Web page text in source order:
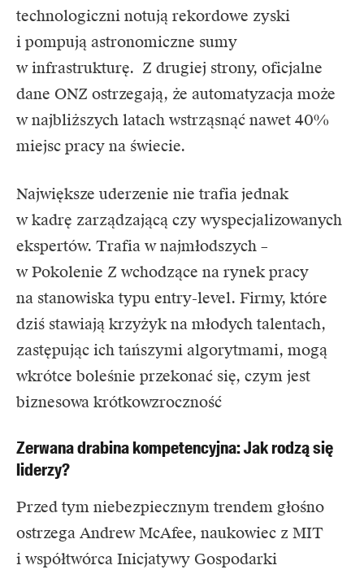
technologiczni notują rekordowe zyski
i pompują astronomiczne sumy
w infrastrukturę. Z drugiej strony, oficjalne
dane ONZ ostrzegają, że automatyzacja może
w najbliższych latach wstrząsnąć nawet 40%
miejsc pracy na świecie.
Największe uderzenie nie trafia jednak
w kadrę zarządzającą czy wyspecjalizowanych
ekspertów. Trafia w najmłodszych –
w Pokolenie Z wchodzące na rynek pracy
na stanowiska typu entry-level. Firmy, które
dziś stawiają krzyżyk na młodych talentach,
zastępując ich tańszymi algorytmami, mogą
wkrótce boleśnie przekonać się, czym jest
biznesowa krótkowzroczność
Zerwana drabina kompetencyjna: Jak rodzą się
liderzy?
Przed tym niebezpiecznym trendem głośno
ostrzega Andrew McAfee, naukowiec z MIT
i współtwórca Inicjatywy Gospodarki